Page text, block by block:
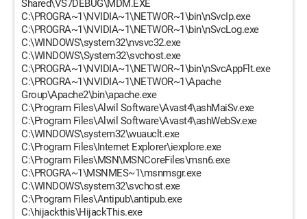
Shared\VS7DEBUG\MDM.EXE
C:\PROGRA~1\NVIDIA~1\NETWOR~1\bin\nSvcIp.exe
C:\PROGRA~1\NVIDIA~1\NETWOR~1\bin\nSvcLog.exe
C:\WINDOWS\system32\nvsvc32.exe
C:\WINDOWS\System32\svchost.exe
C:\PROGRA~1\NVIDIA~1\NETWOR~1\bin\nSvcAppFlt.exe
C:\PROGRA~1\NVIDIA~1\NETWOR~1\Apache
Group\Apache2\bin\apache.exe
C:\Program Files\Alwil Software\Avast4\ashMaiSv.exe
C:\Program Files\Alwil Software\Avast4\ashWebSv.exe
C:\WINDOWS\system32\wuauclt.exe
C:\Program Files\Internet Explorer\iexplore.exe
C:\Program Files\MSN\MSNCoreFiles\msn6.exe
C:\PROGRA~1\MSNMES~1\msnmsgr.exe
C:\WINDOWS\system32\svchost.exe
C:\Program Files\Antipub\antipub.exe
C:\hijackthis\HijackThis.exe